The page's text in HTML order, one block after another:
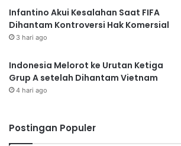
Infantino Akui Kesalahan Saat FIFA
Dihantam Kontroversi Hak Komersial
3 hari ago
Indonesia Melorot ke Urutan Ketiga
Grup A setelah Dihantam Vietnam
4 hari ago
Postingan Populer